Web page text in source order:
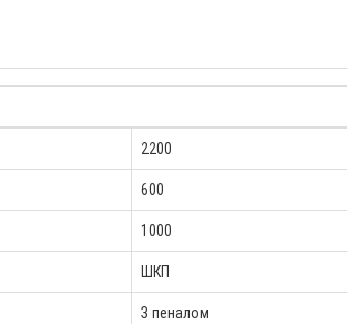
2200
600
1000
ШКП
З пеналом